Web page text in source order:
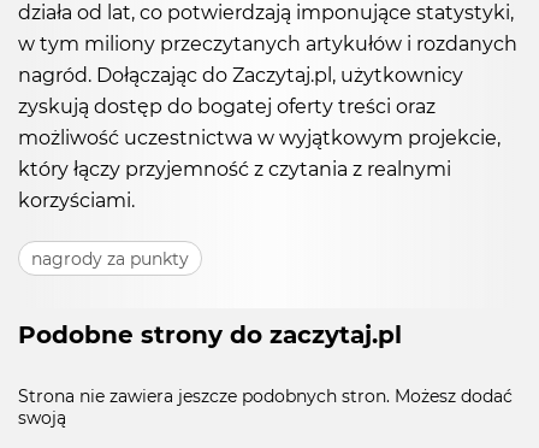
działa od lat, co potwierdzają imponujące statystyki,
w tym miliony przeczytanych artykułów i rozdanych
nagród. Dołączając do Zaczytaj.pl, użytkownicy
zyskują dostęp do bogatej oferty treści oraz
możliwość uczestnictwa w wyjątkowym projekcie,
który łączy przyjemność z czytania z realnymi
korzyściami.
nagrody za punkty
Podobne strony do zaczytaj.pl
Strona nie zawiera jeszcze podobnych stron. Możesz dodać
swoją